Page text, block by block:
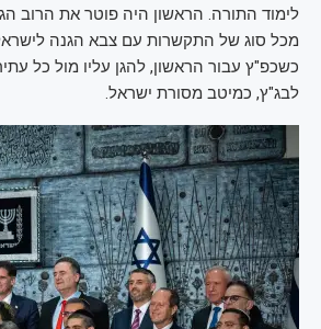
לימוד התורה. הראשון היה פוטר את הרוב
מכל סוג של התקשרות עם צבא הגנה
כשכפ"ץ עבור הראשון, להגן עליו מול כל
לבג"ץ, כמיטב מסורת ישראל.